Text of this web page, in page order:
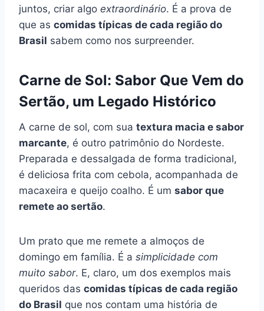
juntos, criar algo extraordinário. É a prova de
que as comidas típicas de cada região do
Brasil sabem como nos surpreender.
Carne de Sol: Sabor Que Vem do
Sertão, um Legado Histórico
A carne de sol, com sua textura macia e sabor
marcante, é outro patrimônio do Nordeste.
Preparada e dessalgada de forma tradicional,
é deliciosa frita com cebola, acompanhada de
macaxeira e queijo coalho. É um sabor que
remete ao sertão.
Um prato que me remete a almoços de
domingo em família. É a simplicidade com
muito sabor. E, claro, um dos exemplos mais
queridos das comidas típicas de cada região
do Brasil que nos contam uma história de